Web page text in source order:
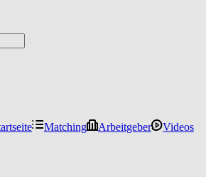
Matching Arbeitgeber
Videos